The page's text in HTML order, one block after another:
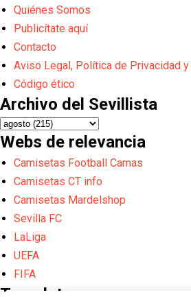
Quiénes Somos
Publicítate aquí
Contacto
Aviso Legal, Política de Privacidad
Código ético
Archivo del Sevillista
Webs de relevancia
Camisetas Football Camas
Camisetas CT info
Camisetas Mardelshop
Sevilla FC
LaLiga
UEFA
FIFA